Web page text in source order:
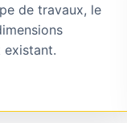
de travaux, le
existant.